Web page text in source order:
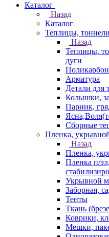
Каталог
Назад
Каталог
Теплицы,
Назад
Теплицы,
дуги
Арматура
Детали для
Колышки,
Парник,
Сборные
Пленка,
Назад
Пленка,
Пленка п/
Укрывной
Заборная,
Тенты
Ткань
Коврики,
Мешки,